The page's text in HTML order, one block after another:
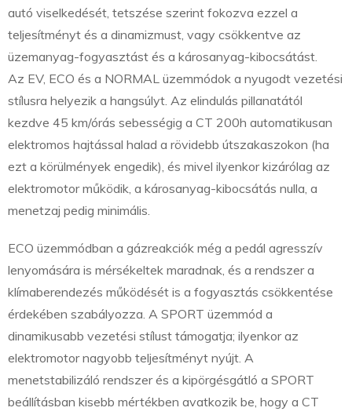
autó viselkedését, tetszése szerint fokozva ezzel a
teljesítményt és a dinamizmust, vagy csökkentve az
üzemanyag-fogyasztást és a károsanyag-kibocsátást.
Az EV, ECO és a NORMAL üzemmódok a nyugodt vezetési
stílusra helyezik a hangsúlyt. Az elindulás pillanatától
kezdve 45 km/órás sebességig a CT 200h automatikusan
elektromos hajtással halad a rövidebb útszakaszokon (ha
ezt a körülmények engedik), és mivel ilyenkor kizárólag az
elektromotor működik, a károsanyag-kibocsátás nulla, a
menetzaj pedig minimális.
ECO üzemmódban a gázreakciók még a pedál agresszív
lenyomására is mérsékeltek maradnak, és a rendszer a
klímaberendezés működését is a fogyasztás csökkentése
érdekében szabályozza. A SPORT üzemmód a
dinamikusabb vezetési stílust támogatja; ilyenkor az
elektromotor nagyobb teljesítményt nyújt. A
menetstabilizáló rendszer és a kipörgésgátló a SPORT
beállításban kisebb mértékben avatkozik be, hogy a CT